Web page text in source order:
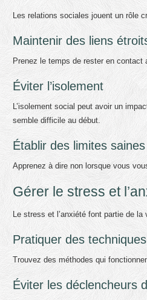
Les relations sociales jouent un rôle
Maintenir des liens
Prenez le temps de rester en
Éviter l’isolement
L’isolement social peut avoir un
semble difficile au début.
Établir des limites saines
Apprenez à dire non lorsque vous
Gérer le stress et
Le stress et l’anxiété font partie de
Pratiquer des
Trouvez des méthodes qui
Éviter les déclencheurs